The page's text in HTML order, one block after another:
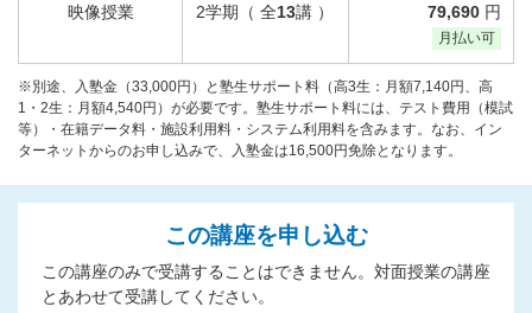
映像授業 2学期（ 全13講 ） 79,690 円
月払い可
※別途、入塾金（33,000円）と塾生サポート料（高3生：月額7,140円、高
1・2生：月額4,540円）が必要です。塾生サポート料には、テスト費用（模試
等）・在籍データ料・施設利用料・システム利用料を含みます。なお、イン
ターネットからのお申し込みで、入塾金は16,500円免除となります。
この講座を申し込む
この講座のみで受講することはできません。対面授業の講座
とあわせて受講してください。